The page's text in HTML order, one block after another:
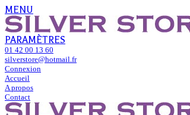
MENU
PARAMÈTRES
01 42 00 13 60
silverstore@hotmail.fr
Connexion
Accueil
A propos
Contact